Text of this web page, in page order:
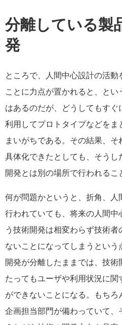
分離している製
発
ところで、人間中心設計の活
ことに力点が置かれると、と
はあるのだが、どうしてもす
利用してプロトタイプなどをま
まいがちである。その結果、
具体化できたとしても、そう
開発とは別の場所で行われるこ
何が問題かというと、折角、
行われていても、将来の人間中
う技術開発は相変わらず技術
ないことになってしまうとい
開発が分離したままでは、技
たってもユーザや利用状況に関
ができないことになる。もち
企画担当部門が備わっていて